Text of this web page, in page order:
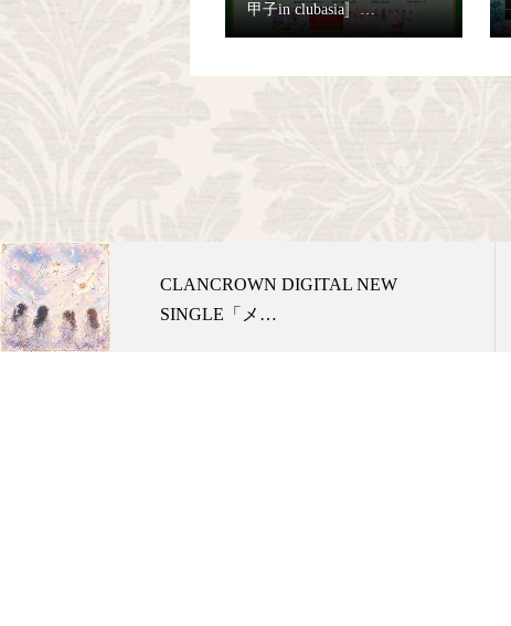
甲子in clubasia〛…
CLANCROWN DIGITAL NEW
SINGLE「メ…